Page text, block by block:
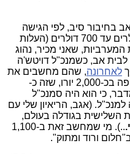
בחיבור סיב, לפי הגישה
, בכ-1,100 דולרים עד 700 דולרים (העלות
שאני מכיר, נהוג
לבית אב, כשמנכ"ל דויטש'ה
לאחרונה, שהם מחשבים את
העלות לפריסת סיב לבית אב באירופה בכ-2,000 יורו, שזה כ-
מדבר, כי הוא היה סמנכ"ל
(אגב, הריאיון שלי עם
השלישית בגודלה בעולם,
..). מי שמחשב זאת ב-1,100
ורוד ומתוק".